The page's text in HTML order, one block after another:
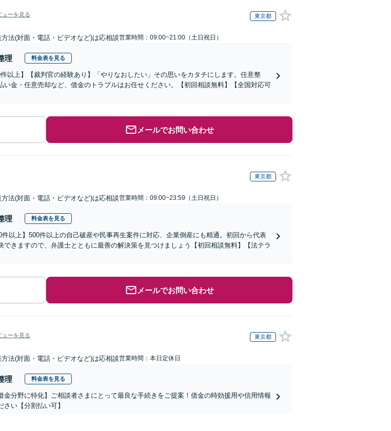
ューを見る 東京都
方法(対面・電話・ビデオなど)は応相談営業時間：09:00~21:00（土日祝日）
理 料金表を見る
件以上】【裁判官の経験あり】「やりなおしたい」その思いをカタチにします。任意整
い金・任意売却など、借金のトラブルはお任せください。【初回相談無料】【全国対応可
メールでお問い合わせ
東京都
方法(対面・電話・ビデオなど)は応相談営業時間：09:00~23:59（土日祝日）
理 料金表を見る
件以上】500件以上の自己破産や民事再生案件に対応、企業倒産にも精通。初回から代表
できますので、弁護士とともに最善の解決策を見つけましょう【初回相談無料】【法テラ
メールでお問い合わせ
ューを見る 東京都
方法(対面・電話・ビデオなど)は応相談営業時間：本日定休日
理 料金表を見る
金分野に特化】ご相談者さまにとって最良な手続きをご提案！借金の時効援用や信用情報
い【分割払い可】